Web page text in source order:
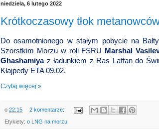
niedziela, 6 lutego 2022
Krótkoczasowy tłok
Do osamotnionego w stałym pobycie na
Szorstkim Morzu w roli FSRU Marshal
Ghashamiyaz ładunkiem z Ras Laffan do
Kłajpedy ETA 09.02.
Czytaj więcej »
o 22:15 2 komentarze:
Etykiety: o LNG na morzu